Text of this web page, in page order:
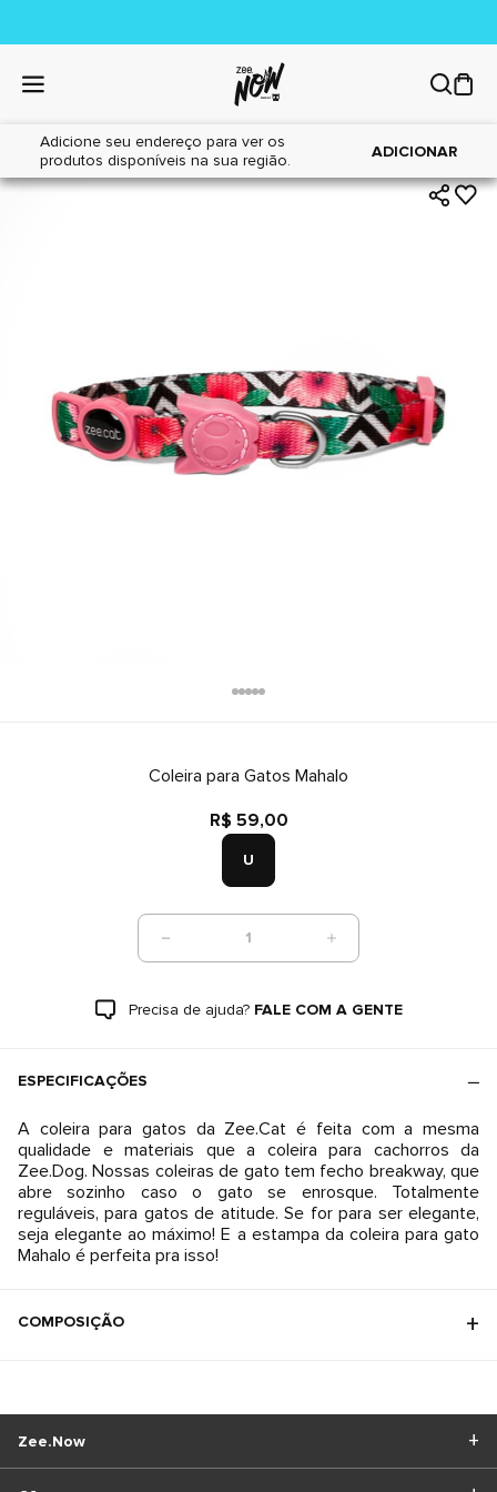
Adicione seu endereço para ver os
produtos disponíveis na sua região.
ADICIONAR
Home|Gatos|Acessórios
Coleira para Gatos Mahalo
R$ 59,00
U
1
Precisa de ajuda? FALE COM A GENTE
ESPECIFICAÇÕES
A coleira para gatos da Zee.Cat é feita com a mesma
qualidade e materiais que a coleira para cachorros da
Zee.Dog. Nossas coleiras de gato tem fecho breakway, que
abre sozinho caso o gato se enrosque. Totalmente
reguláveis, para gatos de atitude. Se for para ser elegante,
seja elegante ao máximo! E a estampa da coleira para gato
Mahalo é perfeita pra isso!
COMPOSIÇÃO
Zee.Now